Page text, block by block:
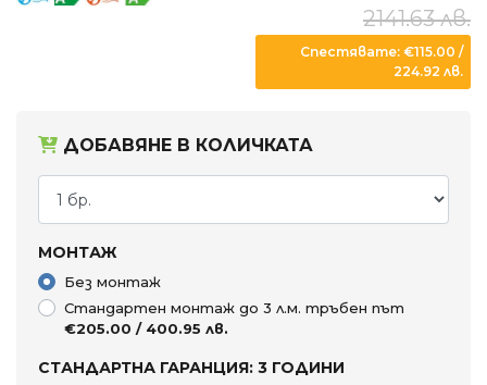
2141.63 лв.
Спестявате: €115.00 /
224.92 лв.
ДОБАВЯНЕ В КОЛИЧКАТА
МОНТАЖ
Без монтаж
Стандартен монтаж до 3 л.м. тръбен път
€205.00 / 400.95 лв.
СТАНДАРТНА ГАРАНЦИЯ: 3 ГОДИНИ